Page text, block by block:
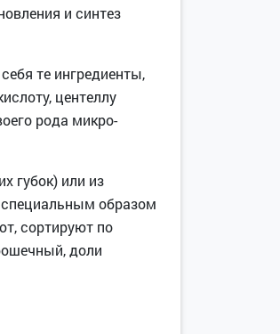
и синтез
те ингредиенты,
центеллу
рода микро-
губок) или из
специальным образом
сортируют по
доли